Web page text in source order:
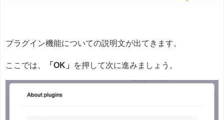
プラグイン機能についての説明文が出てきます。
ここでは、 「OK」 を押して次に進みましょう。